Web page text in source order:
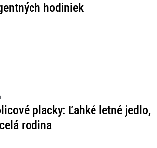
hodiniek
placky: Ľahké letné jedlo,
rodina